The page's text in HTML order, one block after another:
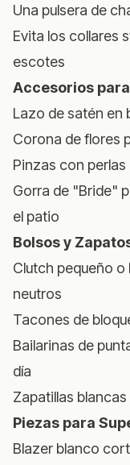
Una pulsera de
Evita los collares
escotes
Accesorios para
Lazo de satén en
Corona de flores
Pinzas con
Gorra de "Bride"
el patio
Bolsos y
Clutch pequeño
neutros
Tacones de
Bailarinas de
día
Zapatillas
Piezas para
Blazer blanco